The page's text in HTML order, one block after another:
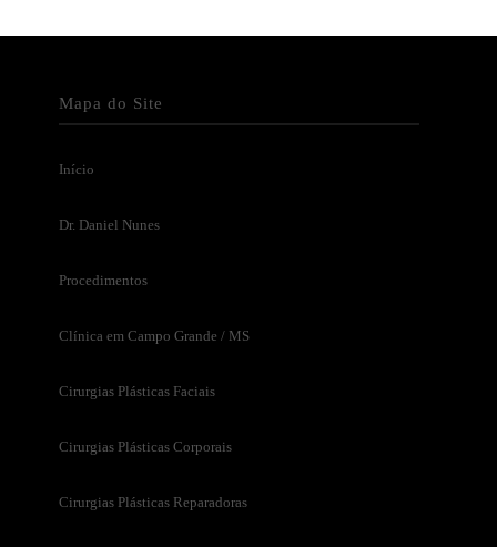
Mapa do Site
Início
Dr. Daniel Nunes
Procedimentos
Clínica em Campo Grande / MS
Cirurgias Plásticas Faciais
Cirurgias Plásticas Corporais
Cirurgias Plásticas Reparadoras